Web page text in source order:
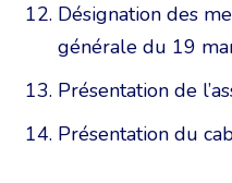
Désignation des
générale du 19
Présentation de
Présentation du